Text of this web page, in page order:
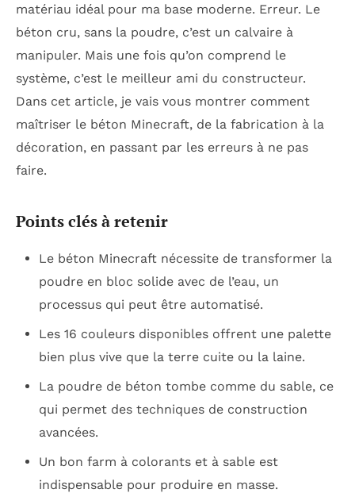
matériau idéal pour ma base moderne. Erreur. Le
béton cru, sans la poudre, c’est un calvaire à
manipuler. Mais une fois qu’on comprend le
système, c’est le meilleur ami du constructeur.
Dans cet article, je vais vous montrer comment
maîtriser le béton Minecraft, de la fabrication à la
décoration, en passant par les erreurs à ne pas
faire.
Points clés à retenir
Le béton Minecraft nécessite de transformer la
poudre en bloc solide avec de l’eau, un
processus qui peut être automatisé.
Les 16 couleurs disponibles offrent une palette
bien plus vive que la terre cuite ou la laine.
La poudre de béton tombe comme du sable, ce
qui permet des techniques de construction
avancées.
Un bon farm à colorants et à sable est
indispensable pour produire en masse.